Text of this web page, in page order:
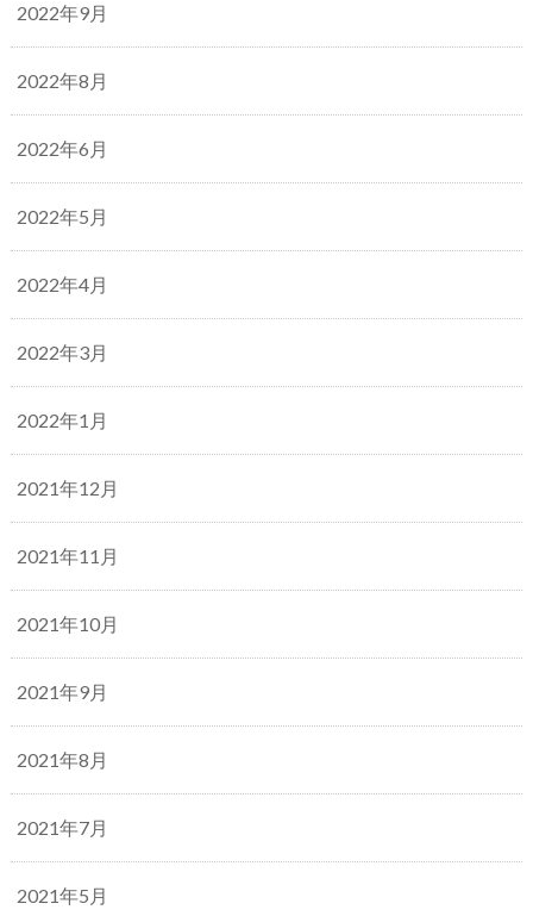
2022年9月
2022年8月
2022年6月
2022年5月
2022年4月
2022年3月
2022年1月
2021年12月
2021年11月
2021年10月
2021年9月
2021年8月
2021年7月
2021年5月